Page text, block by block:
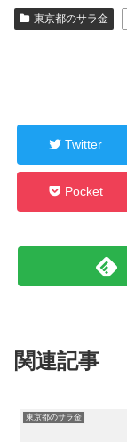
東京都のサラ金
Twitter
Pocket
関連記事
東京都のサラ金